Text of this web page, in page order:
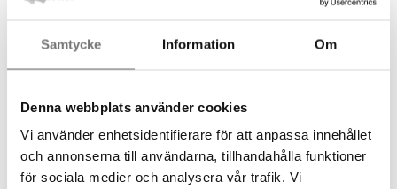
Samtycke Information Om
Denna webbplats använder cookies
Vi använder enhetsidentifierare för att anpassa innehållet
och annonserna till användarna, tillhandahålla funktioner
för sociala medier och analysera vår trafik. Vi
vårt fokus
Låt oss träffas på dina villkor